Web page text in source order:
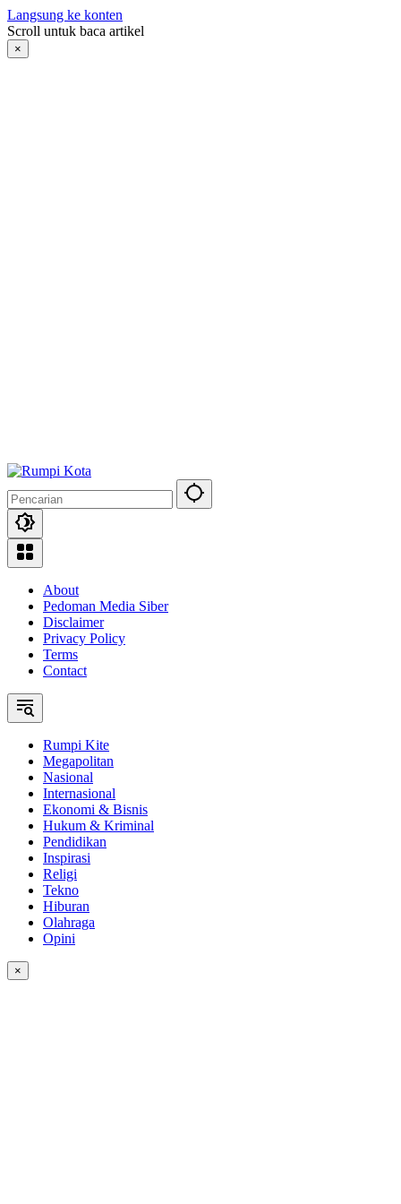
Langsung ke konten
Scroll untuk baca artikel
×
About
Pedoman Media Siber
Disclaimer
Privacy Policy
Terms
Contact
Rumpi Kite
Megapolitan
Nasional
Internasional
Ekonomi & Bisnis
Hukum & Kriminal
Pendidikan
Inspirasi
Religi
Tekno
Hiburan
Olahraga
Opini
×